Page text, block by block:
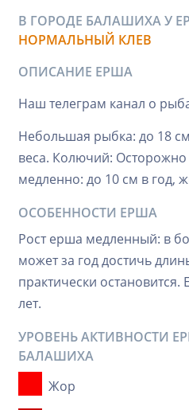
В ГОРОДЕ БАЛАШИХА У
НОРМАЛЬНЫЙ КЛЕВ
ОПИСАНИЕ ЕРША
Наш телеграм канал о
Небольшая рыбка: до 18
веса. Колючий: Осторожно
медленно: до 10 см в год,
ОСОБЕННОСТИ ЕРША
Рост ерша медленный: в
может за год достичь
практически
лет.
УРОВЕНЬ АКТИВНОСТИ
БАЛАШИХА
Жор